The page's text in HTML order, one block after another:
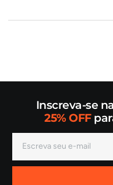
Inscreva-se
25% OFF